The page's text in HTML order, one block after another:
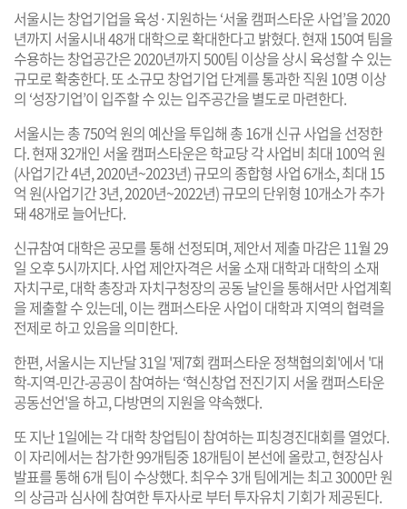
서울시는 창업기업을 육성·지원하는 ‘서울 캠퍼스타운 사업’을 2020
년까지 서울시내 48개 대학으로 확대한다고 밝혔다. 현재 150여 팀을
수용하는 창업공간은 2020년까지 500팀 이상을 상시 육성할 수 있는
규모로 확충한다. 또 소규모 창업기업 단계를 통과한 직원 10명 이상
의 ‘성장기업’이 입주할 수 있는 입주공간을 별도로 마련한다.
서울시는 총 750억 원의 예산을 투입해 총 16개 신규 사업을 선정한
다. 현재 32개인 서울 캠퍼스타운은 학교당 각 사업비 최대 100억 원
(사업기간 4년, 2020년~2023년) 규모의 종합형 사업 6개소, 최대 15
억 원(사업기간 3년, 2020년~2022년) 규모의 단위형 10개소가 추가
돼 48개로 늘어난다.
신규참여 대학은 공모를 통해 선정되며, 제안서 제출 마감은 11월 29
일 오후 5시까지다. 사업 제안자격은 서울 소재 대학과 대학의 소재
자치구로, 대학 총장과 자치구청장의 공동 날인을 통해서만 사업계획
을 제출할 수 있는데, 이는 캠퍼스타운 사업이 대학과 지역의 협력을
전제로 하고 있음을 의미한다.
한편, 서울시는 지난달 31일 '제7회 캠퍼스타운 정책협의회'에서 '대
학-지역-민간-공공이 참여하는 ‘혁신창업 전진기지 서울 캠퍼스타운
공동선언'을 하고, 다방면의 지원을 약속했다.
또 지난 1일에는 각 대학 창업팀이 참여하는 피칭경진대회를 열었다.
이 자리에서는 참가한 99개팀중 18개팀이 본선에 올랐고, 현장심사
발표를 통해 6개 팀이 수상했다. 최우수 3개 팀에게는 최고 3000만 원
의 상금과 심사에 참여한 투자사로 부터 투자유치 기회가 제공된다.